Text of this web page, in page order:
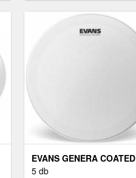
EVANS GENERA COATED
14" DOBBŐR
5 db